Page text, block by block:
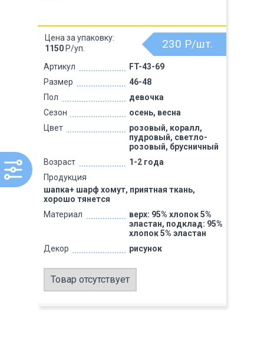
Артикул
FT-43-69
Размер
46-48
Пол
девочка
Сезон
осень, весна
Цвет
розовый, коралл,
пудровый, светло-
розовый, брусничный
Возраст
1-2 года
Продукция
шапка+ шарф хомут, приятная ткань,
хорошо тянется
Материал
верх: 95% хлопок 5%
эластан, подклад: 95%
хлопок 5% эластан
Декор
рисунок
230 Р/шт.
Цена за упаковку:
1150 Р/уп.
Товар отсутствует